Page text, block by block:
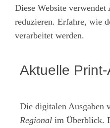
Diese Website
reduzieren. Erfahre, wie
verarbeitet werden.
Aktuelle
Die digitalen Ausgaben
Regional im Überblick.